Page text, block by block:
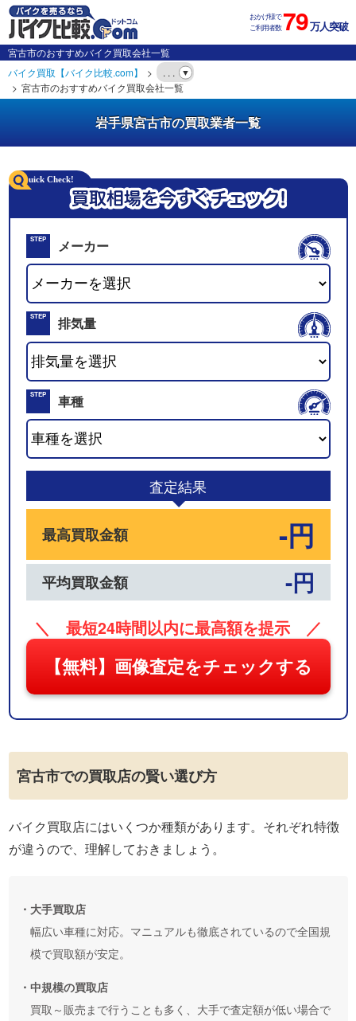
おかげ様で
ご利用者数79万人突破
宮古市のおすすめバイク買取会社一覧
バイク買取【バイク比較.com】
. . .
宮古市のおすすめバイク買取会社一覧
岩手県宮古市の買取業者一覧
STEP
01
メーカー
STEP
02
排気量
STEP
03
車種
査定結果
最高買取金額 -円
平均買取金額 -円
＼ 最短24時間以内に最高額を提示 ／
【無料】画像査定をチェックする
宮古市での買取店の賢い選び方
バイク買取店にはいくつか種類があります。それぞれ特徴
が違うので、理解しておきましょう。
・大手買取店
幅広い車種に対応。マニュアルも徹底されているので全国規
模で買取額が安定。
・中規模の買取店
買取～販売まで行うことも多く、大手で査定額が低い場合で